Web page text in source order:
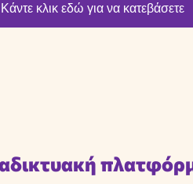
Κάντε κλικ εδώ για να κατεβάσετε